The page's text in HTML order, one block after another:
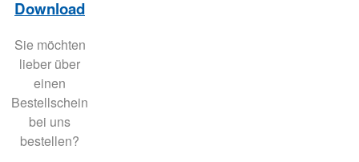
Download
Sie möchten
lieber über
einen
Bestellschein
bei uns
bestellen?